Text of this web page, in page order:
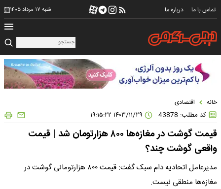
تماس با ما درباره ما شنبه ۱۷ مرداد ۱۴۰۵
خانه اقتصادی
کد مطلب: 43878
قیمت گوشت در مغازه‌ها ۸۰۰ هزارتومان شد | قیمت
واقعی گوشت چند؟
مدیرعامل اتحادیه دام سبک گفت: قیمت ۸۰۰ هزارتومانی گوشت در
مغازه‌ها منطقی نیست.